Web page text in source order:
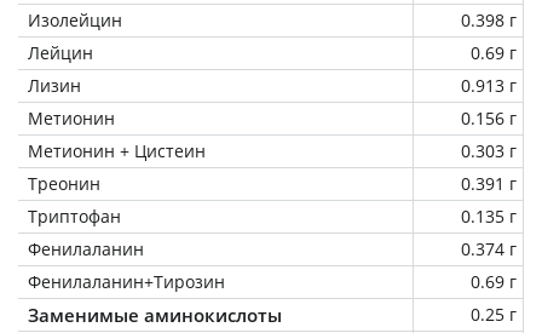
Изолейцин
0.398 г
Лейцин
0.69 г
Лизин
0.913 г
Метионин
0.156 г
Метионин + Цистеин
0.303 г
Треонин
0.391 г
Триптофан
0.135 г
Фенилаланин
0.374 г
Фенилаланин+Тирозин
0.69 г
Заменимые аминокислоты
0.25 г